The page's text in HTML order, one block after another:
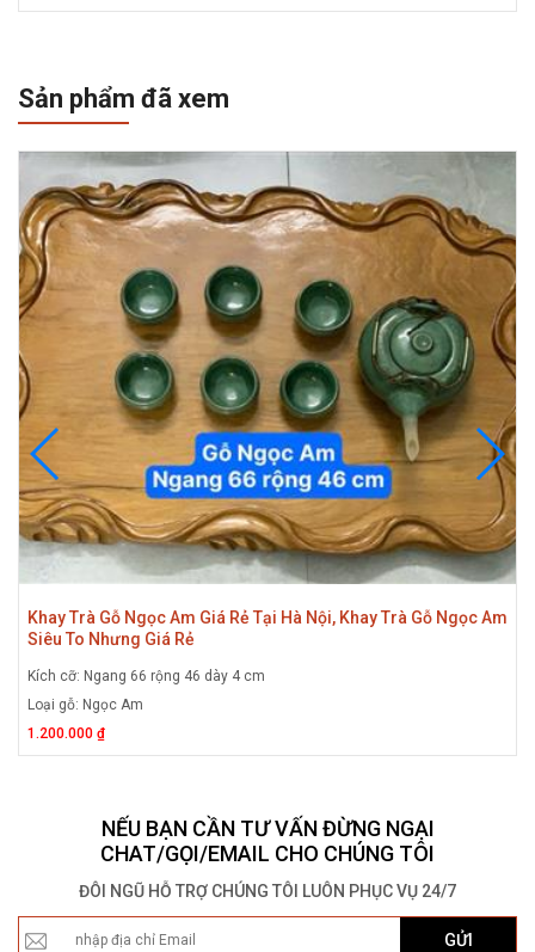
Sản phẩm đã xem
Khay Trà Gỗ Ngọc Am Giá Rẻ Tại Hà Nội, Khay Trà Gỗ Ngọc Am
Siêu To Nhưng Giá Rẻ
Kích cỡ: Ngang 66 rộng 46 dày 4 cm
Loại gỗ: Ngọc Am
1.200.000 ₫
NẾU BẠN CẦN TƯ VẤN ĐỪNG NGẠI
CHAT/GỌI/EMAIL CHO CHÚNG TÔI
ĐÔI NGŨ HỖ TRỢ CHÚNG TÔI LUÔN PHỤC VỤ 24/7
GỬI